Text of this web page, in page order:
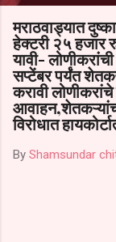
करण्यात यावी आणि सर्व
फेरनिवडणूक घेण्यात
जिल्हा शिक्षण अधिकारी
परतूर यांनाही
पालकांचे लक्ष लागले
मराठवाड्यात
हेक्टरी २५ हजार
यावी-
सप्टेंबर पर्यंत
करावी
विरोधात
By Shamsundar